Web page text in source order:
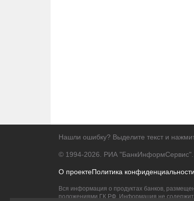
Нашли ошибку? Выделите текст и
© 1994-2026. РИА "БанкИнформСервис".
О проектеПолитика конфиденциальности
Вся информация о продуктах банков,
положениями ГК РФ. Информация не содержит